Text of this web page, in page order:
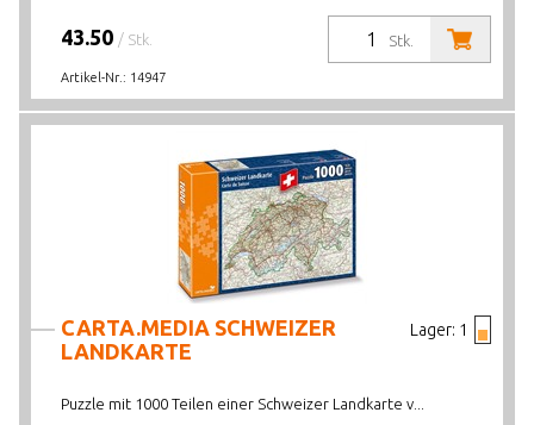
Stk.
43.50 / Stk.
Artikel-Nr.: 14947
Lager: 1
CARTA.MEDIA SCHWEIZER
LANDKARTE
Puzzle mit 1000 Teilen einer Schweizer Landkarte v...